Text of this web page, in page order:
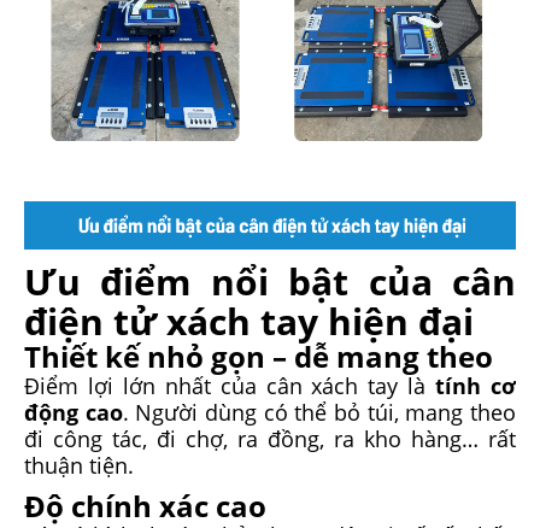
Ưu điểm nổi bật của cân
điện tử xách tay hiện đại
Thiết kế nhỏ gọn – dễ mang theo
Điểm lợi lớn nhất của cân xách tay làtính cơ
động cao. Người dùng có thể bỏ túi, mang theo
đi công tác, đi chợ, ra đồng, ra kho hàng… rất
thuận tiện.
Độ chính xác cao